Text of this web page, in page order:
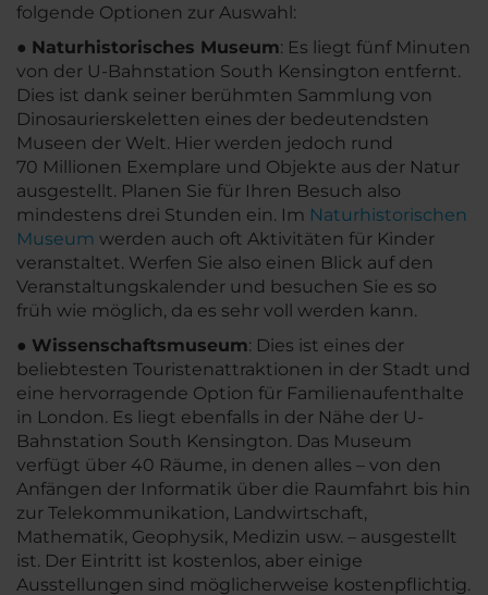
folgende Optionen zur Auswahl:
● Naturhistorisches Museum: Es liegt fünf Minuten
von der U-Bahnstation South Kensington entfernt.
Dies ist dank seiner berühmten Sammlung von
Dinosaurierskeletten eines der bedeutendsten
Museen der Welt. Hier werden jedoch rund
70 Millionen Exemplare und Objekte aus der Natur
ausgestellt. Planen Sie für Ihren Besuch also
mindestens drei Stunden ein. Im Naturhistorischen
Museum werden auch oft Aktivitäten für Kinder
veranstaltet. Werfen Sie also einen Blick auf den
Veranstaltungskalender und besuchen Sie es so
früh wie möglich, da es sehr voll werden kann.
● Wissenschaftsmuseum: Dies ist eines der
beliebtesten Touristenattraktionen in der Stadt und
eine hervorragende Option für Familienaufenthalte
in London. Es liegt ebenfalls in der Nähe der U-
Bahnstation South Kensington. Das Museum
verfügt über 40 Räume, in denen alles – von den
Anfängen der Informatik über die Raumfahrt bis hin
zur Telekommunikation, Landwirtschaft,
Mathematik, Geophysik, Medizin usw. – ausgestellt
ist. Der Eintritt ist kostenlos, aber einige
Ausstellungen sind möglicherweise kostenpflichtig.